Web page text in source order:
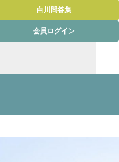
白川問答集
会員ログイン